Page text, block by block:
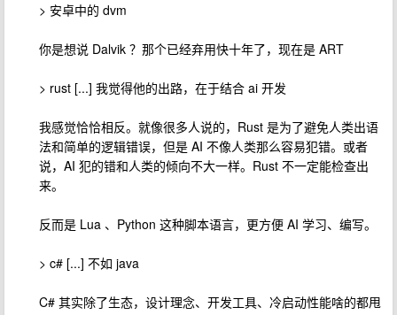
> 安卓中的 dvm
你是想说 Dalvik ？那个已经弃用快十年了，现在是 ART
> rust [...] 我觉得他的出路，在于结合 ai 开发
我感觉恰恰相反。就像很多人说的，Rust 是为了避免人类出语
法和简单的逻辑错误，但是 AI 不像人类那么容易犯错。或者
说，AI 犯的错和人类的倾向不大一样。Rust 不一定能检查出
来。
反而是 Lua 、Python 这种脚本语言，更方便 AI 学习、编写。
> c# [...] 不如 java
C# 其实除了生态，设计理念、开发工具、冷启动性能啥的都甩